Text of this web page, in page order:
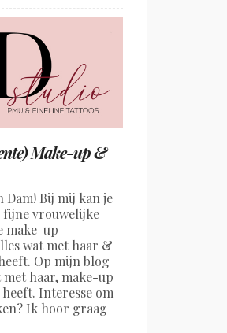
Make-up &
Dam! Bij mij kan je
vrouwelijke
make-up
wat met haar &
Op mijn blog
haar, make-up
Interesse om
Ik hoor graag